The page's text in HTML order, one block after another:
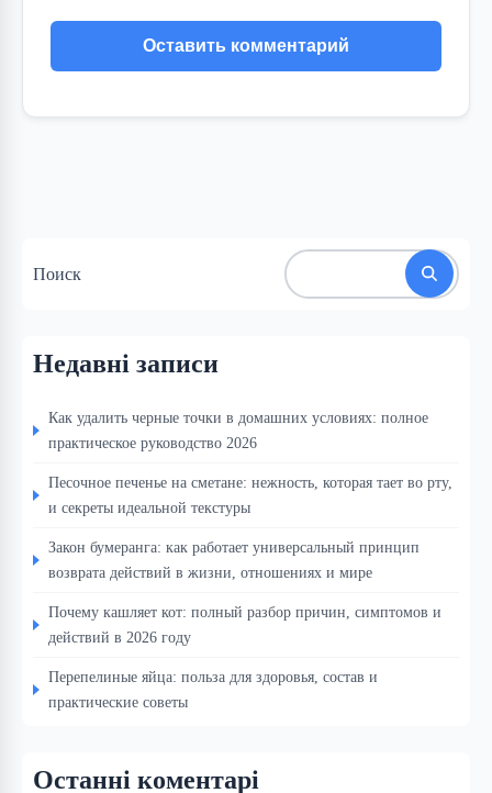
Поиск
Недавні записи
Как удалить черные точки в домашних условиях: полное
практическое руководство 2026
Песочное печенье на сметане: нежность, которая тает во рту,
и секреты идеальной текстуры
Закон бумеранга: как работает универсальный принцип
возврата действий в жизни, отношениях и мире
Почему кашляет кот: полный разбор причин, симптомов и
действий в 2026 году
Перепелиные яйца: польза для здоровья, состав и
практические советы
Останні коментарі